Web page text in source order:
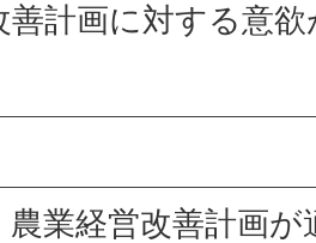
善計画に対する意
農業経営改善計画